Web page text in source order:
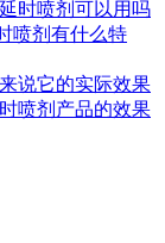
时喷剂可以用吗
喷剂有什么特
说它的实际效果
喷剂产品的效果